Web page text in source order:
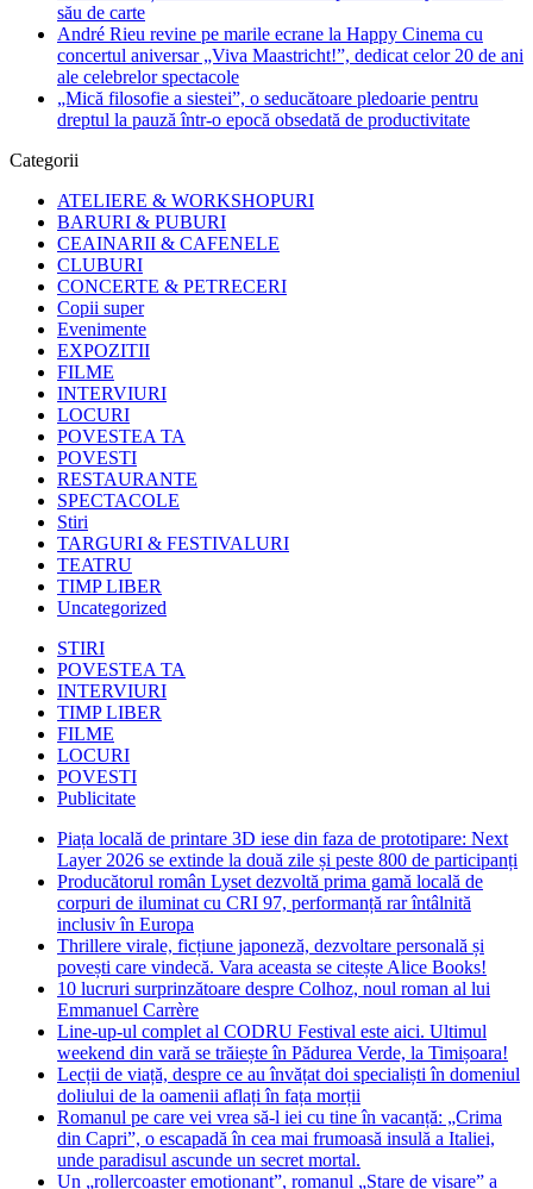
său de carte
André Rieu revine pe marile ecrane la Happy Cinema cu
concertul aniversar „Viva Maastricht!”, dedicat celor 20 de ani
ale celebrelor spectacole
„Mică filosofie a siestei”, o seducătoare pledoarie pentru
dreptul la pauză într-o epocă obsedată de productivitate
Categorii
ATELIERE & WORKSHOPURI
BARURI & PUBURI
CEAINARII & CAFENELE
CLUBURI
CONCERTE & PETRECERI
Copii super
Evenimente
EXPOZITII
FILME
INTERVIURI
LOCURI
POVESTEA TA
POVESTI
RESTAURANTE
SPECTACOLE
Stiri
TARGURI & FESTIVALURI
TEATRU
TIMP LIBER
Uncategorized
STIRI
POVESTEA TA
INTERVIURI
TIMP LIBER
FILME
LOCURI
POVESTI
Publicitate
Piața locală de printare 3D iese din faza de prototipare: Next
Layer 2026 se extinde la două zile și peste 800 de participanți
Producătorul român Lyset dezvoltă prima gamă locală de
corpuri de iluminat cu CRI 97, performanță rar întâlnită
inclusiv în Europa
Thrillere virale, ficțiune japoneză, dezvoltare personală și
povești care vindecă. Vara aceasta se citește Alice Books!
10 lucruri surprinzătoare despre Colhoz, noul roman al lui
Emmanuel Carrère
Line-up-ul complet al CODRU Festival este aici. Ultimul
weekend din vară se trăiește în Pădurea Verde, la Timișoara!
Lecții de viață, despre ce au învățat doi specialiști în domeniul
doliului de la oamenii aflați în fața morții
Romanul pe care vei vrea să-l iei cu tine în vacanță: „Crima
din Capri”, o escapadă în cea mai frumoasă insulă a Italiei,
unde paradisul ascunde un secret mortal.
Un „rollercoaster emoționant”, romanul „Stare de visare” a